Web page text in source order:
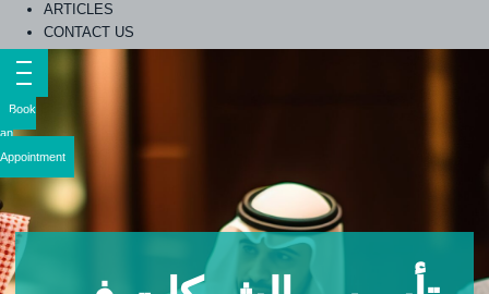
ARTICLES
CONTACT US
Book
an
Appointment